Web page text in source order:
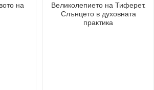
на
Великолепието на Тиферет.
Слънцето в духовната
практика